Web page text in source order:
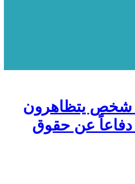
شخص يتظاهرون
عن حقوق